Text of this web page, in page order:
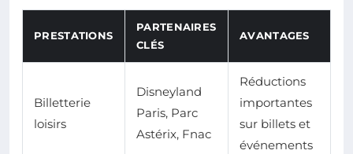
PRESTATIONS
PARTENAIRES
CLÉS
AVANTAGES
Billetterie
loisirs
Disneyland
Paris, Parc
Astérix, Fnac
Réductions
importantes
sur billets et
événements